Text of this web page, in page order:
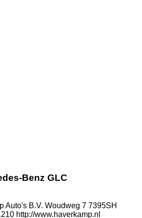
Benz GLC
Auto's B.V. Woudweg 7 7395SH
http://www.haverkamp.nl